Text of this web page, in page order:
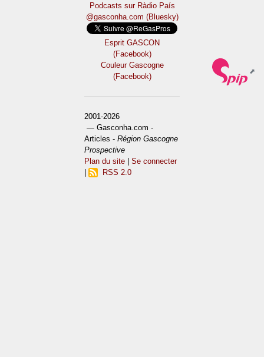
Podcasts sur Ràdio País
@gasconha.com (Bluesky)
Esprit GASCON
(Facebook)
Couleur Gascogne
(Facebook)
2001-2026
— Gasconha.com -
Articles -Région Gascogne
Prospective
Plan du site |Se connecter
RSS 2.0